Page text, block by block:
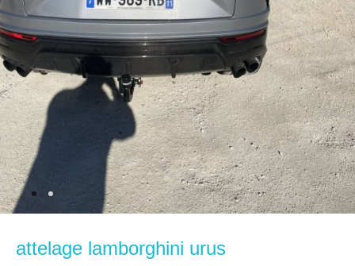
attelage lamborghini urus